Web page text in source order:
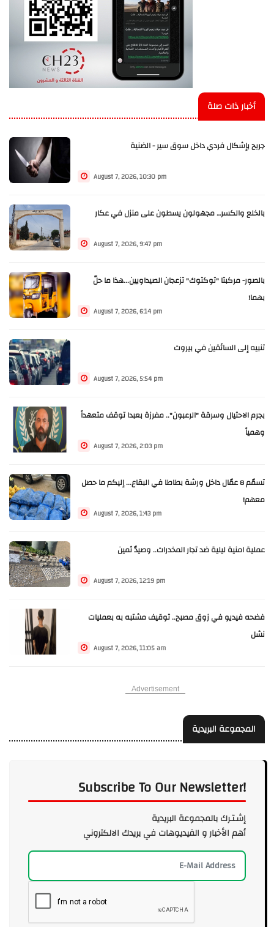
أخبار ذات صلة
جريح بإشكال فردي داخل سوق سير - الضنية
August 7, 2026, 10:30 pm
بالخلع والكسر… مجهولون يسطون على منزل في عكار
August 7, 2026, 9:47 pm
بالصور- مركبتا "توكتوك" تزعجان الصيداويين...هذا ما حلّ
بهما!
August 7, 2026, 6:14 pm
تنبيه إلى السائقين في بيروت
August 7, 2026, 5:54 pm
بجرم الاحتيال وسرقة "الرعبون".. مفرزة بعبدا توقف متعهداً
وهمياً
August 7, 2026, 2:03 pm
تسمّم 8 عمّال داخل ورشة بطاطا في البقاع... إليكم ما حصل
معهم!
August 7, 2026, 1:43 pm
عملية امنية ليلية ضد تجار المخدرات.. وصيدٌ ثمين
August 7, 2026, 12:19 pm
فضحه فيديو في زوق مصبح.. توقيف مشتبه به بعمليات
نشل
August 7, 2026, 11:05 am
Advertisement
المجموعة البريدية
Subscribe To Our Newsletter!
إشـتـرك بالمجموعة البريدية
أهم الأخبار و الفيديوهات في بريدك الالكتروني